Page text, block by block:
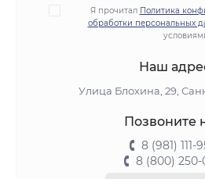
Я прочитал Политика
обработки персональных
Наш
Улица Блохина, 29,
Позвоните
8 (981) 111-
8 (800) 250-